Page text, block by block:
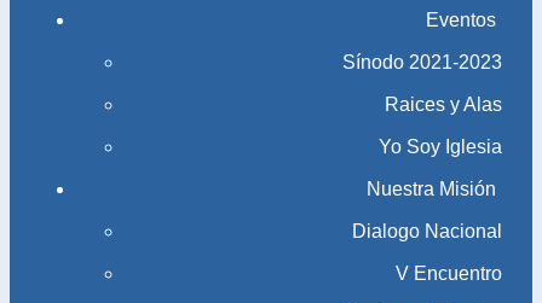
Eventos
Sínodo 2021-2023​​​​​​​
Raices y Alas
Yo Soy Iglesia
Nuestra Misión
Dialogo Nacional
V Encuentro